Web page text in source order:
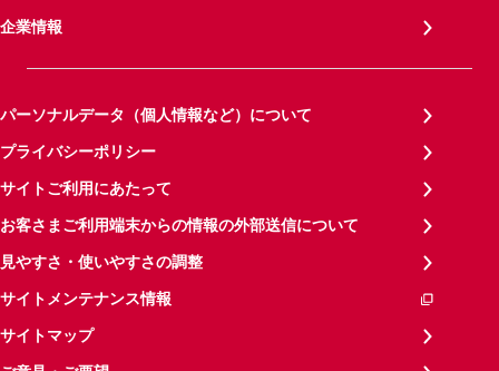
企業情報
パーソナルデータ（個人情報など）について
プライバシーポリシー
サイトご利用にあたって
お客さまご利用端末からの情報の外部送信について
見やすさ・使いやすさの調整
サイトメンテナンス情報
サイトマップ